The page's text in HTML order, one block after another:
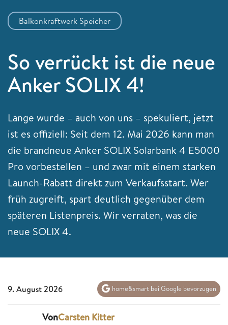
Balkonkraftwerk Speicher
So verrückt ist die neue
Anker SOLIX 4!
Lange wurde – auch von uns – spekuliert, jetzt
ist es offiziell: Seit dem 12. Mai 2026 kann man
die brandneue Anker SOLIX Solarbank 4 E5000
Pro vorbestellen – und zwar mit einem starken
Launch-Rabatt direkt zum Verkaufsstart. Wer
früh zugreift, spart deutlich gegenüber dem
späteren Listenpreis. Wir verraten, was die
neue SOLIX 4.
9. August 2026 home&smart bei Google bevorzugen
VonCarsten Kitter